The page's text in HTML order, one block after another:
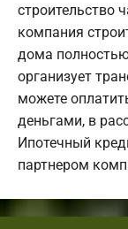
строительство
компания
дома
организует
можете
деньгами, в
Ипотечный
партнером